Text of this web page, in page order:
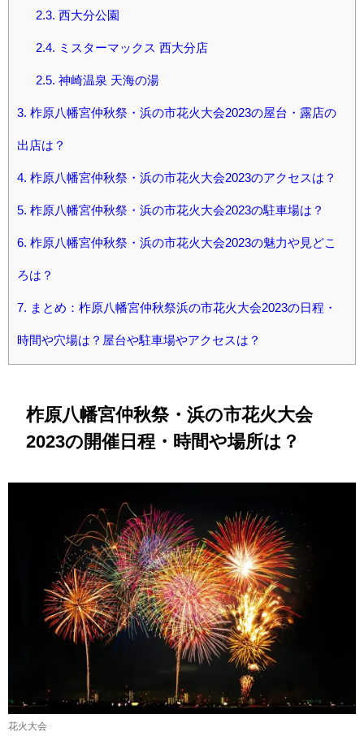
2.3. 西大分公園
2.4. ミスターマックス 西大分店
2.5. 神崎温泉 天海の湯
3. 柞原八幡宮仲秋祭・浜の市花火大会2023の屋台・露店の
出店は？
4. 柞原八幡宮仲秋祭・浜の市花火大会2023のアクセスは？
5. 柞原八幡宮仲秋祭・浜の市花火大会2023の駐車場は？
6. 柞原八幡宮仲秋祭・浜の市花火大会2023の魅力や見どこ
ろは？
7. まとめ：柞原八幡宮仲秋祭浜の市花火大会2023の日程・
時間や穴場は？屋台や駐車場やアクセスは？
柞原八幡宮仲秋祭・浜の市花火大会
2023の開催日程・時間や場所は？
花火大会